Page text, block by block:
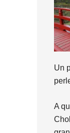
Un
A